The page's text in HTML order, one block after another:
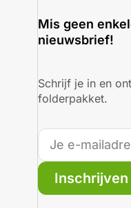
Mis geen
nieuwsbrief!
Schrijf je in en
folderpakket.
Inschrijven